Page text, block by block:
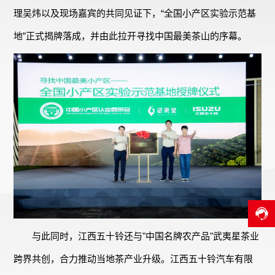
理吴炜以及现场嘉宾的共同见证下，“全国小产区实验示范基
地”正式揭牌落成，并由此拉开寻找中国最美茶山的序幕。
与此同时，江西五十铃还与"中国名牌农产品"武夷星茶业
跨界共创，合力推动当地茶产业升级。江西五十铃汽车有限